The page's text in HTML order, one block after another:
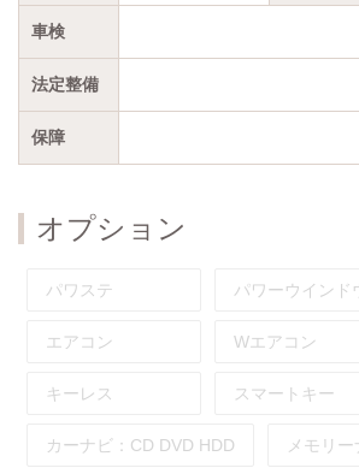
車検
法定整備
保障
オプション
パワステ パワーウインド
エアコン Wエアコン
キーレス スマートキー
カーナビ： CD DVD HDD メモリー